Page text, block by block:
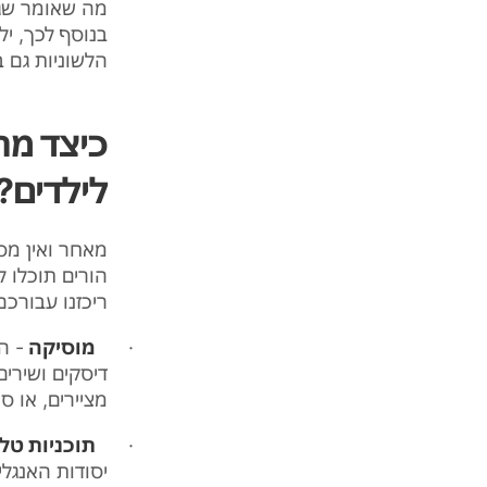
מה שאומר
בנוסף לכך,
הלשוניות
כיצד
לילדים
מאחר ואין
הורים
ריכזנו
· מוסיקה -
דיסקים
מציירים, או
· תוכניות
יסודות